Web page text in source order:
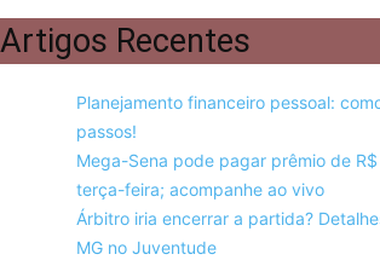
Artigos Recentes
Planejamento financeiro pessoal:
passos!
Mega-Sena pode pagar prêmio de
terça-feira; acompanhe ao vivo
Árbitro iria encerrar a partida?
MG no Juventude